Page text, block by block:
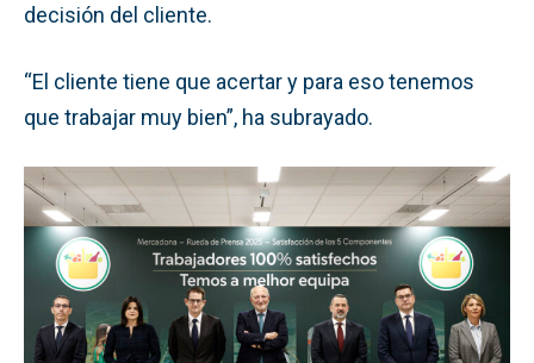
decisión del cliente.
“El cliente tiene que acertar y para eso tenemos
que trabajar muy bien”, ha subrayado.